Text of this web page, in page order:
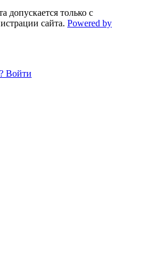
допускается только с
сайта. Powered by
Войти